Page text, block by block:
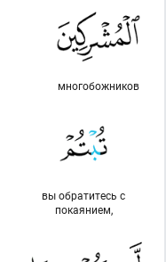
многобожников
вы обратитесь с
покаянием,